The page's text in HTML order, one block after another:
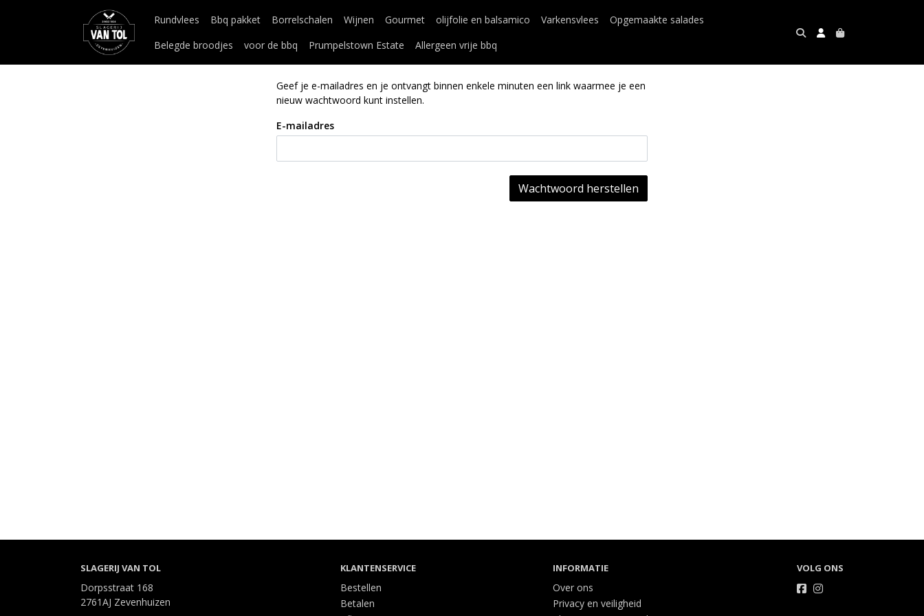
Rundvlees Bbq pakket Borrelschalen Wijnen Gourmet olijfolie en balsamico Varkensvlees
Opgemaakte salades
Belegde broodjes
voor de bbq Prumpelstown Estate Allergeen vrije bbq
Geef je e-mailadres en je ontvangt binnen enkele minuten een link waarmee je een
nieuw wachtwoord kunt instellen.
E-mailadres
Wachtwoord herstellen
SLAGERIJ VAN TOL
Dorpsstraat 168
2761AJ Zevenhuizen
KLANTENSERVICE
Bestellen
Betalen
INFORMATIE
Over ons
Privacy en veiligheid
VOLG ONS